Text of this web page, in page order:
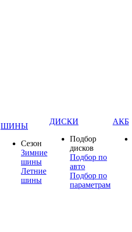
ШИНЫ
Сезон
Зимние
шины
Летние
шины
ДИСКИ
Подбор
дисков
Подбор по
авто
Подбор по
параметрам
АКБ